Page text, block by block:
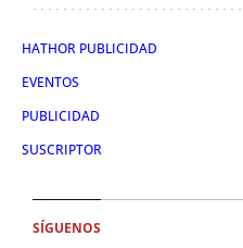
HATHOR PUBLICIDAD
EVENTOS
PUBLICIDAD
SUSCRIPTOR
SÍGUENOS